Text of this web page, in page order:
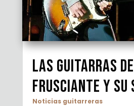
Las guitarras
Frusciante y su
Noticias guitarreras